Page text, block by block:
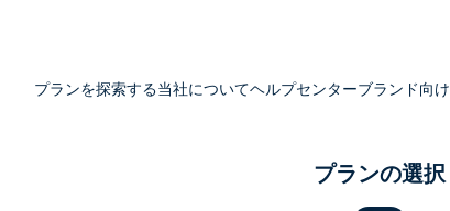
プランを探索する当社についてヘルプセンターブランド向け
プランの選択